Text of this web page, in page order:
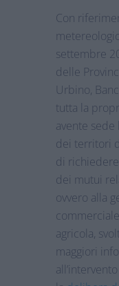
Con
settembre
delle
Urbino,
tutta la
avente
dei territori
di
dei mutui
ovvero alla
agricola,
maggiori